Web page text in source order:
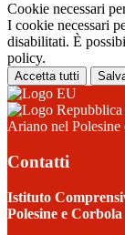
Cookie necessari
I cookie necessari
disabilitati. È
policy.
Accetta tutti
Ariano nel Polesine
Contatti
Istituto
Polesine e Corbola